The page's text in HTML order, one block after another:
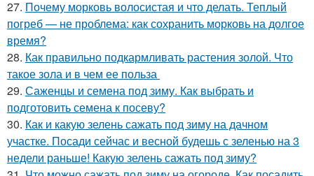
27. Почему морковь волосистая и что делать. Теплый
погреб — не проблема: как сохранить морковь на долгое
время?
28. Как правильно подкармливать растения золой. Что
такое зола и в чем ее польза
29. Саженцы и семена под зиму. Как выбрать и
подготовить семена к посеву?
30. Как и какую зелень сажать под зиму на дачном
участке. Посади сейчас и весной будешь с зеленью на 3
недели раньше! Какую зелень сажать под зиму?